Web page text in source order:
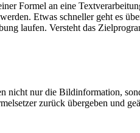
Formel an eine
Etwas schneller geht es
laufen. Versteht das
nicht nur die Bildinformation,
zurück übergeben und